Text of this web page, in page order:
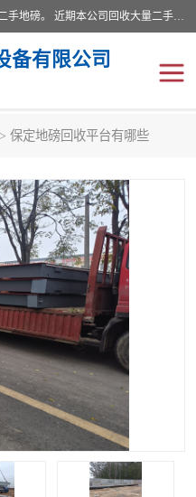
本公司常年出售回收二手地磅，回收出售二手地磅。 近期本公司回收大量二手地磅，型号齐全，宽度从2米到3.5米，长度5米到25米，承重吨位从10到200吨，成色7—9成新。 ? 使用年限6个月至2年，产品来源于个人闲置品，工矿企业停用品，因小换大而来。 精准度和新的一样， 二手地磅是内行人的选择，打个电话就省钱朋友您好等什么
备有限公司
> 保定地磅回收平台有哪些
废纸打包机
食品烘干机
输送机
全自动输送机
食品螺旋塔
木材撕碎机
金属撕碎机